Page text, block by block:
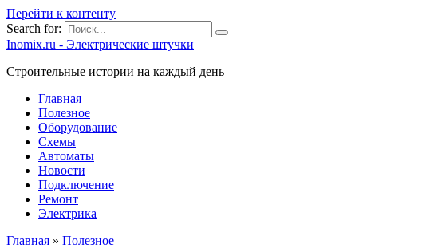
Перейти к контенту
Search for:
Inomix.ru - Электрические штучки
Cтроительные истории на каждый день
Главная
Полезное
Оборудование
Схемы
Автоматы
Новости
Подключение
Ремонт
Электрика
Главная » Полезное